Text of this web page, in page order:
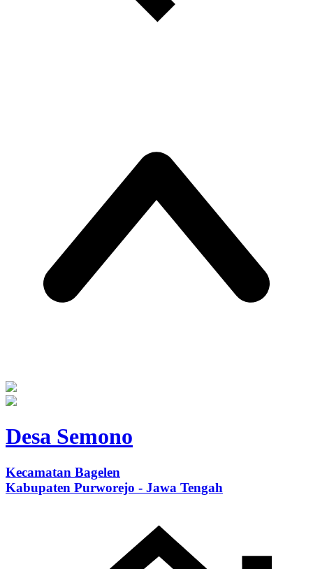
Desa Semono
Kecamatan Bagelen
Kabupaten Purworejo - Jawa Tengah